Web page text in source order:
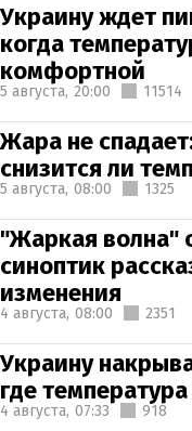
Украину ждет
когда
комфортной
5 августа, 20:00 11514
Жара не
снизится ли
5 августа, 08:00 1325
"Жаркая волна"
синоптик
изменения
4 августа, 08:00 2351
Украину
где
4 августа, 07:33 918